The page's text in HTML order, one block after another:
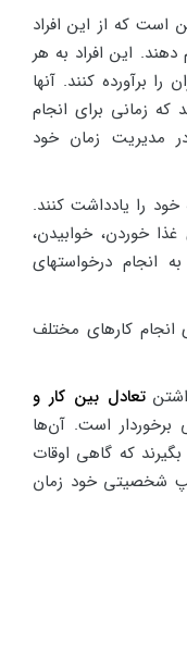
است که از این افراد
این افراد به هر
برآورده کنند. آنها
که زمانی برای انجام
مدیریت زمان خود
را یادداشت کنند.
خوردن، خوابیدن،
انجام درخواستهای
انجام کارهای مختلف
تعادل بین کار و
برخوردار است. آن‌ها
که گاهی اوقات
شخصیتی خود زمان